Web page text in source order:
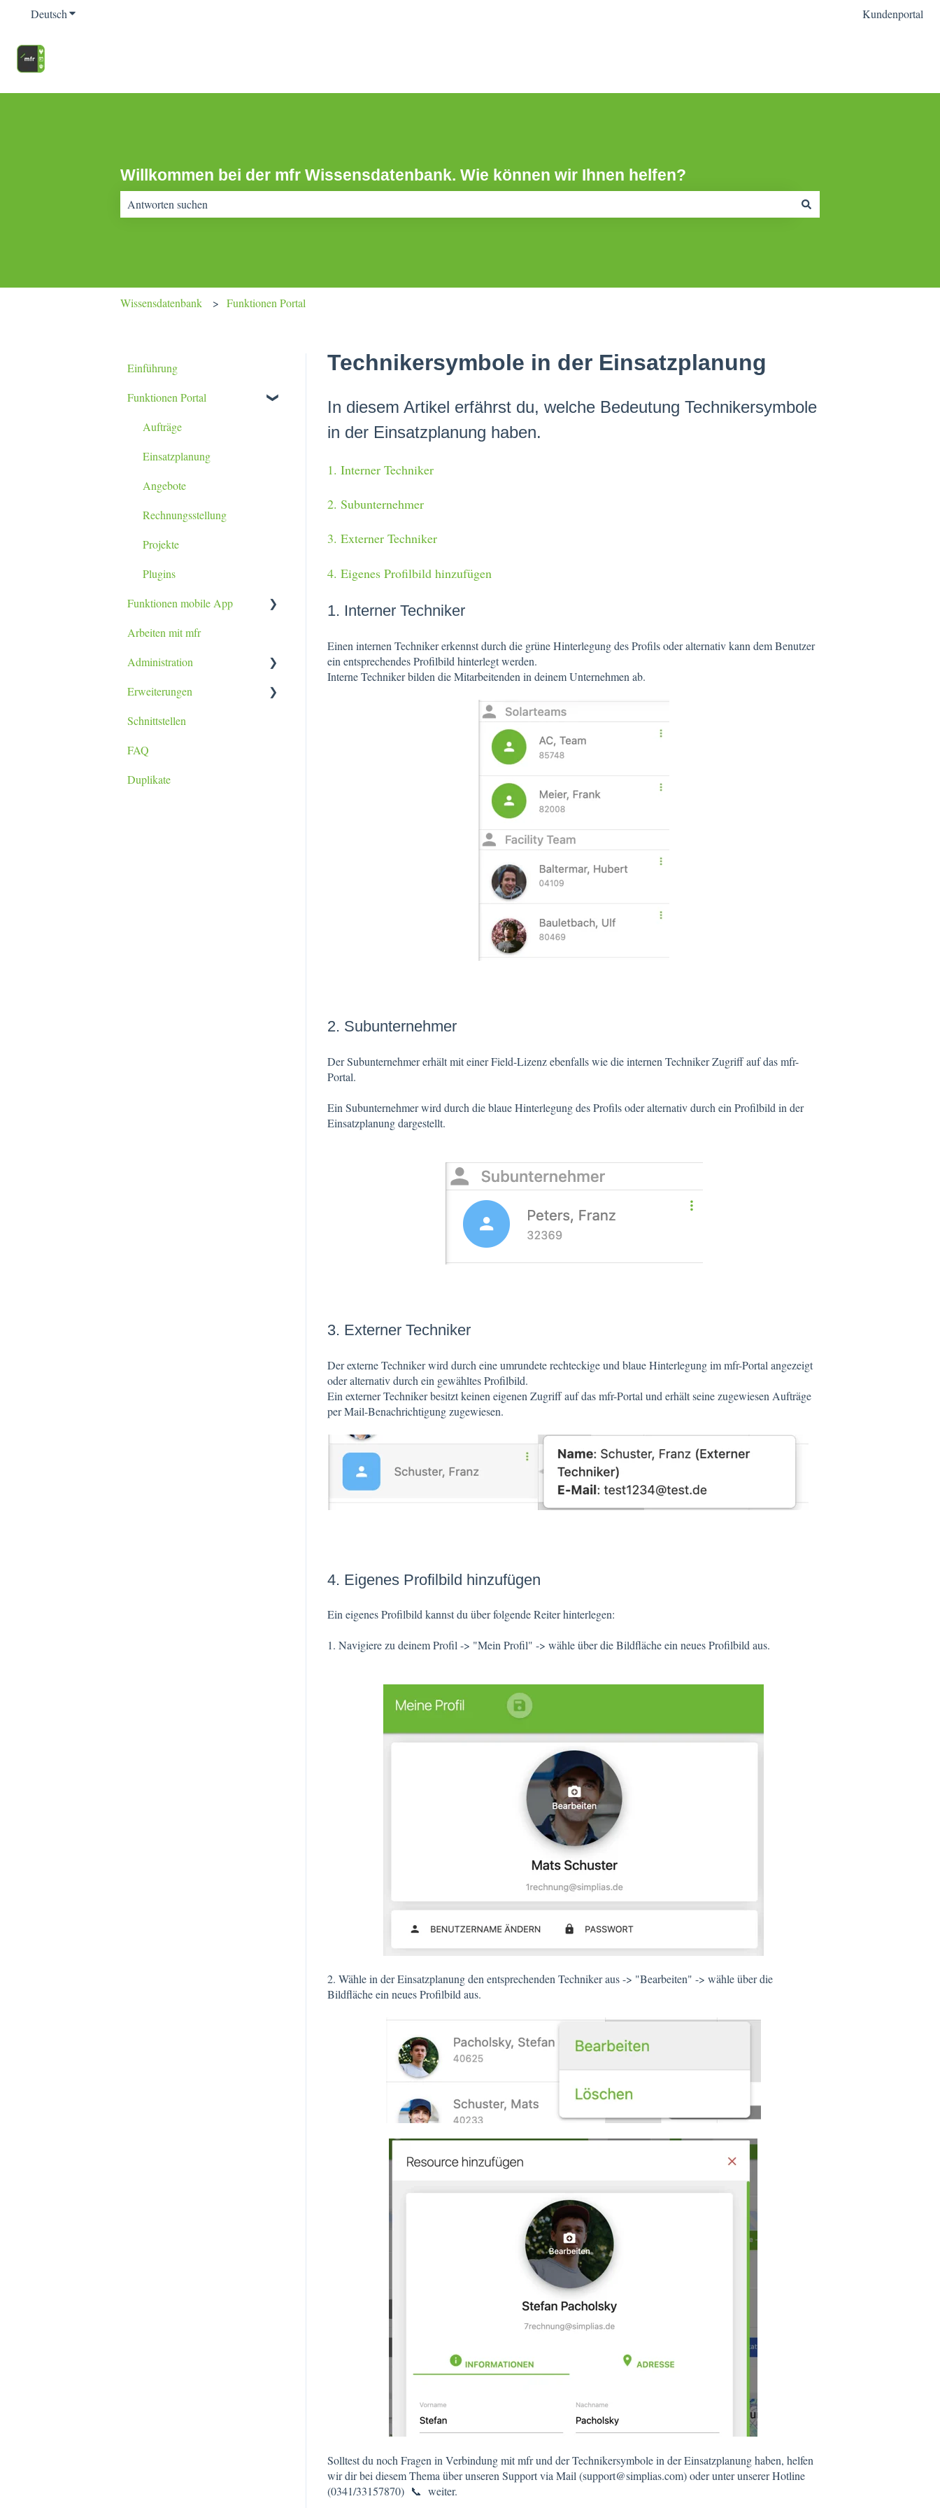
DeutschUntermenü für Übersetzungen anzeigen Kundenportal
Willkommen bei der mfr Wissensdatenbank. Wie können wir Ihnen helfen?
Wissensdatenbank Funktionen Portal
Technikersymbole in der Einsatzplanung
In diesem Artikel erfährst du, welche Bedeutung Technikersymbole
in der Einsatzplanung haben.
1. Interner Techniker
2. Subunternehmer
3. Externer Techniker
4. Eigenes Profilbild hinzufügen
1. Interner Techniker
Einen internen Techniker erkennst durch die grüne Hinterlegung des Profils oder alternativ kann dem Benutzer
ein entsprechendes Profilbild hinterlegt werden.
Interne Techniker bilden die Mitarbeitenden in deinem Unternehmen ab.
2. Subunternehmer
Der Subunternehmer erhält mit einer Field-Lizenz ebenfalls wie die internen Techniker Zugriff auf das mfr-
Portal.
Ein Subunternehmer wird durch die blaue Hinterlegung des Profils oder alternativ durch ein Profilbild in der
Einsatzplanung dargestellt.
3. Externer Techniker
Der externe Techniker wird durch eine umrundete rechteckige und blaue Hinterlegung im mfr-Portal angezeigt
oder alternativ durch ein gewähltes Profilbild.
Ein externer Techniker besitzt keinen eigenen Zugriff auf das mfr-Portal und erhält seine zugewiesen Aufträge
per Mail-Benachrichtigung zugewiesen.
4. Eigenes Profilbild hinzufügen
Ein eigenes Profilbild kannst du über folgende Reiter hinterlegen:
1. Navigiere zu deinem Profil -> "Mein Profil" -> wähle über die Bildfläche ein neues Profilbild aus.
2. Wähle in der Einsatzplanung den entsprechenden Techniker aus -> "Bearbeiten" -> wähle über die
Bildfläche ein neues Profilbild aus.
Solltest du noch Fragen in Verbindung mit mfr und der Technikersymbole in der Einsatzplanung haben, helfen
wir dir bei diesem Thema über unseren Support via Mail (support@simplias.com) oder unter unserer Hotline
(0341/33157870) 📞 weiter.
Einführung
Funktionen Portal
Aufträge
Einsatzplanung
Angebote
Rechnungsstellung
Projekte
Plugins
Funktionen mobile App
Tablet / Smartphone App
Arbeiten mit mfr
Administration
Datenimport
Berichtsanpassung
Erweiterungen
lexoffice Plugin
Schnittstellen
FAQ
Duplikate